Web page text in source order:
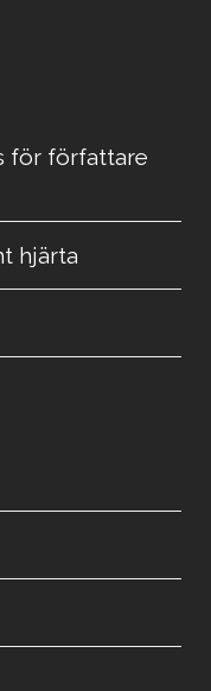
för författare
hjärta